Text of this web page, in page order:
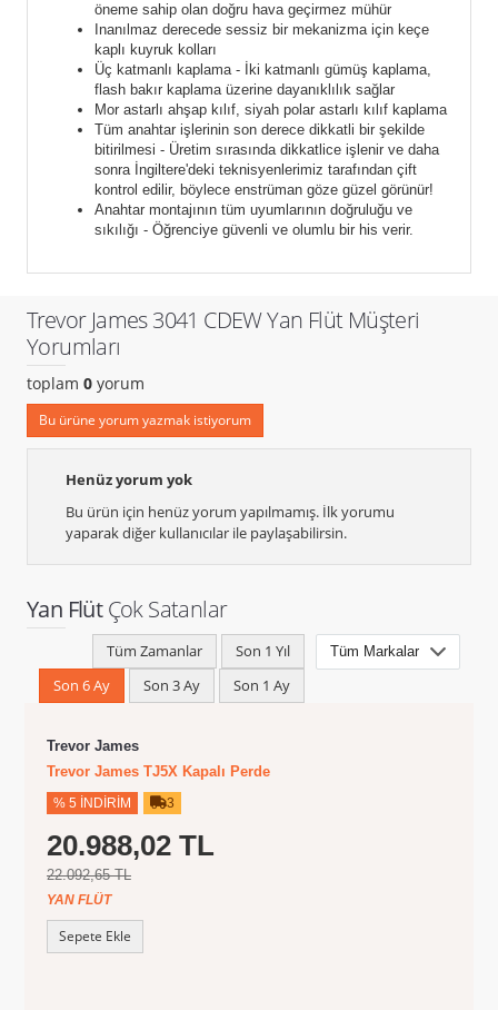
öneme sahip olan doğru hava geçirmez mühür
Inanılmaz derecede sessiz bir mekanizma için keçe
kaplı kuyruk kolları
Üç katmanlı kaplama - İki katmanlı gümüş kaplama,
flash bakır kaplama üzerine dayanıklılık sağlar
Mor astarlı ahşap kılıf, siyah polar astarlı kılıf kaplama
Tüm anahtar işlerinin son derece dikkatli bir şekilde
bitirilmesi - Üretim sırasında dikkatlice işlenir ve daha
sonra İngiltere'deki teknisyenlerimiz tarafından çift
kontrol edilir, böylece enstrüman göze güzel görünür!
Anahtar montajının tüm uyumlarının doğruluğu ve
sıkılığı - Öğrenciye güvenli ve olumlu bir his verir.
Trevor James 3041 CDEW Yan Flüt Müşteri
Yorumları
toplam 0 yorum
Bu ürüne yorum yazmak istiyorum
Henüz yorum yok
Bu ürün için henüz yorum yapılmamış. İlk yorumu
yaparak diğer kullanıcılar ile paylaşabilirsin.
Yan FlütÇok Satanlar
Tüm Zamanlar
Son 1 Yıl
Son 6 Ay
Son 3 Ay Son 1 Ay
Trevor James
Trevor James TJ5X Kapalı Perde
% 5 İNDIRIM 3
20.988,02 TL
22.092,65 TL
YAN FLÜT
Sepete Ekle